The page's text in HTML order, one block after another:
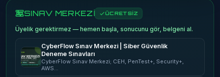
SINAV MERKEZİ ÜCRETSİZ
Üyelik gerektirmez — hemen başla, sonucunu gör, belgeni al.
CyberFlow Sınav Merkezi | Siber Güvenlik
Deneme Sınavları
CyberFlow Sınav Merkezi; CEH, PenTest+, Security+,
AWS…